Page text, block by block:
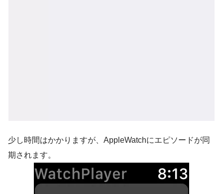
少し時間はかかりますが、AppleWatchにエピソードが同
期されます。